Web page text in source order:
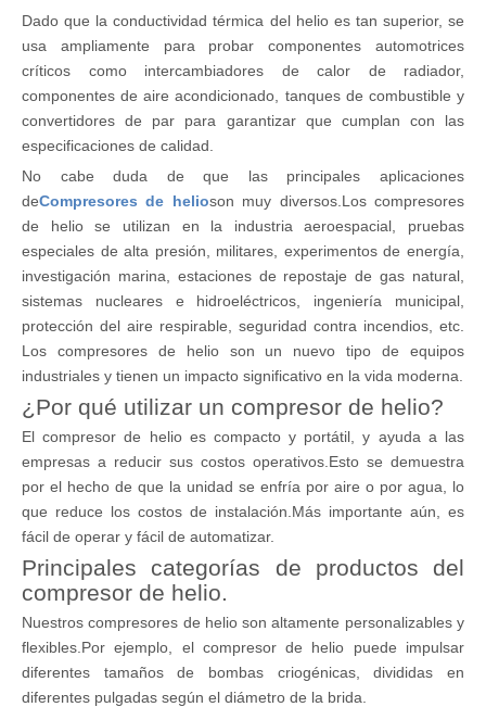
Dado que la conductividad térmica del helio es tan superior, se
usa ampliamente para probar componentes automotrices
críticos como intercambiadores de calor de radiador,
componentes de aire acondicionado, tanques de combustible y
convertidores de par para garantizar que cumplan con las
especificaciones de calidad.
No cabe duda de que las principales aplicaciones
deCompresores de helioson muy diversos.Los compresores
de helio se utilizan en la industria aeroespacial, pruebas
especiales de alta presión, militares, experimentos de energía,
investigación marina, estaciones de repostaje de gas natural,
sistemas nucleares e hidroeléctricos, ingeniería municipal,
protección del aire respirable, seguridad contra incendios, etc.
Los compresores de helio son un nuevo tipo de equipos
industriales y tienen un impacto significativo en la vida moderna.
¿Por qué utilizar un compresor de helio?
El compresor de helio es compacto y portátil, y ayuda a las
empresas a reducir sus costos operativos.Esto se demuestra
por el hecho de que la unidad se enfría por aire o por agua, lo
que reduce los costos de instalación.Más importante aún, es
fácil de operar y fácil de automatizar.
Principales categorías de productos del
compresor de helio.
Nuestros compresores de helio son altamente personalizables y
flexibles.Por ejemplo, el compresor de helio puede impulsar
diferentes tamaños de bombas criogénicas, divididas en
diferentes pulgadas según el diámetro de la brida.